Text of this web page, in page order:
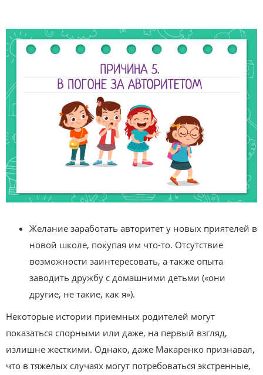
Желание заработать авторитет у новых приятелей в
новой школе, покупая им что-то. Отсутствие
возможности заинтересовать, а также опыта
заводить дружбу с домашними детьми («они
другие, не такие, как я»).
Некоторые истории приемных родителей могут
показаться спорными или даже, на первый взгляд,
излишне жесткими. Однако, даже Макаренко признавал,
что в тяжелых случаях могут потребоваться экстренные,